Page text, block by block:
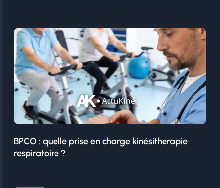
BPCO : quelle prise en charge kinésithérapie
respiratoire ?